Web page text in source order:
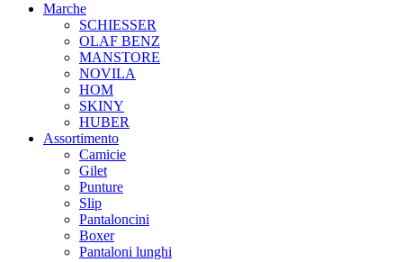
Marche
SCHIESSER
OLAF BENZ
MANSTORE
NOVILA
HOM
SKINY
HUBER
Assortimento
Camicie
Gilet
Punture
Slip
Pantaloncini
Boxer
Pantaloni lunghi